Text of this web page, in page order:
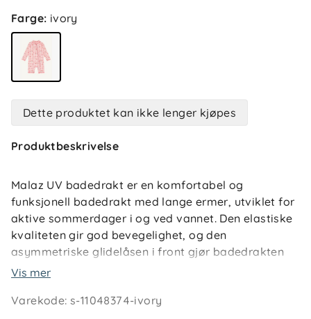
Farge: ivory
Dette produktet kan ikke lenger kjøpes
Produktbeskrivelse
Malaz UV badedrakt er en komfortabel og
funksjonell badedrakt med lange ermer, utviklet for
aktive sommerdager i og ved vannet. Den elastiske
kvaliteten gir god bevegelighet, og den
asymmetriske glidelåsen i front gjør badedrakten
enkel å ta av og på. En gjennomtenkt løsning som
Vis mer
Varekode:s-11048374-ivory